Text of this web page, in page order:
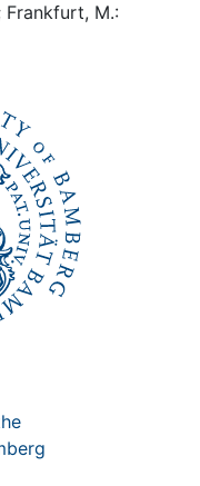
Frankfurt, M.: